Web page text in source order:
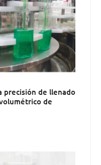
precisión de llenado
de